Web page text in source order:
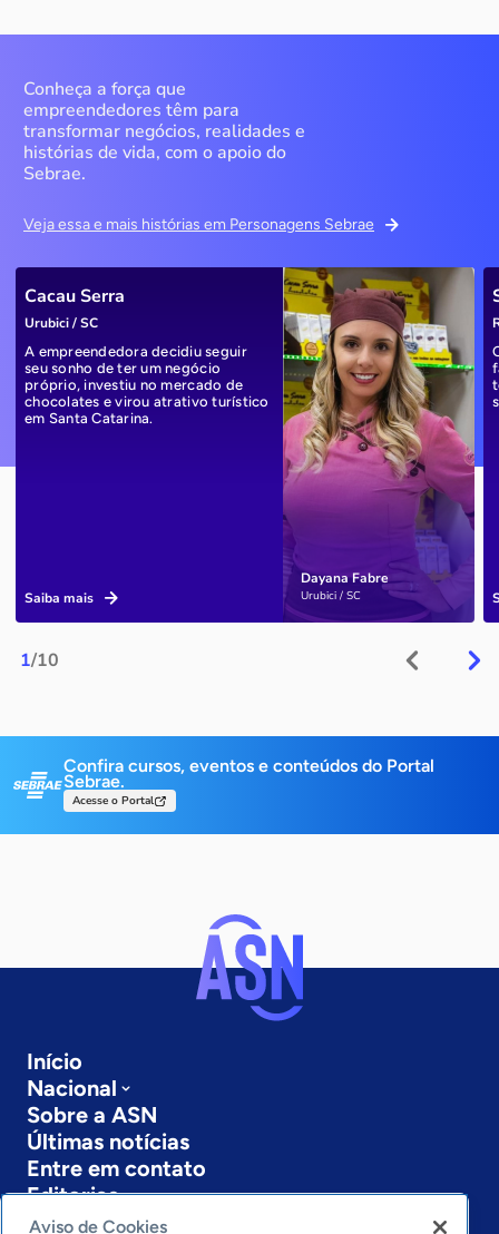
Conheça a força que
empreendedores têm para
transformar negócios, realidades e
histórias de vida, com o apoio do
Sebrae.
Veja essa e mais histórias em Personagens Sebrae
1/10
Dayana Fabre
Urubici / SC
Cacau Serra
Urubici / SC
A empreendedora decidiu seguir
seu sonho de ter um negócio
próprio, investiu no mercado de
chocolates e virou atrativo turístico
em Santa Catarina.
Saiba mais
Confira cursos, eventos e conteúdos do Portal
Sebrae.
Acesse o Portal
Início
Nacional
Sobre a ASN
Últimas notícias
Entre em contato
Editorias
Aviso de Cookies